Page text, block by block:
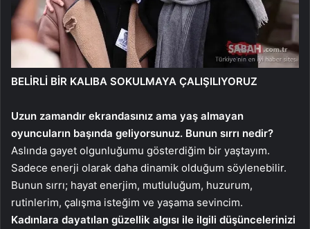
BELİRLİ BİR KALIBA SOKULMAYA ÇALIŞILIYORUZ
Uzun zamandır ekrandasınız ama yaş almayan
oyuncuların başında geliyorsunuz. Bunun sırrı nedir?
Aslında gayet olgunluğumu gösterdiğim bir yaştayım.
Sadece enerji olarak daha dinamik olduğum söylenebilir.
Bunun sırrı; hayat enerjim, mutluluğum, huzurum,
rutinlerim, çalışma isteğim ve yaşama sevincim.
Kadınlara dayatılan güzellik algısı ile ilgili düşüncelerinizi